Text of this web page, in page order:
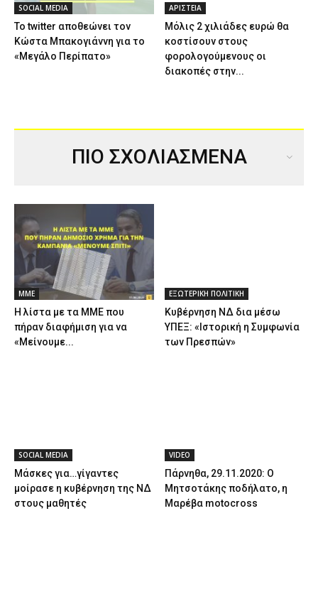
SOCIAL MEDIA
Το twitter αποθεώνει τον
Κώστα Μπακογιάννη για το
«Μεγάλο Περίπατο»
ΑΡΙΣΤΕΙΑ
Μόλις 2 χιλιάδες ευρώ θα
κοστίσουν στους
φορολογούμενους οι
διακοπές στην...
ΠΙΟ ΣΧΟΛΙΑΣΜΕΝΑ
ΜΜΕ
Η λίστα με τα ΜΜΕ που
πήραν διαφήμιση για να
«Μείνουμε...
ΕΞΩΤΕΡΙΚΗ ΠΟΛΙΤΙΚΗ
Κυβέρνηση ΝΔ δια μέσω
ΥΠΕΞ: «Ιστορική η Συμφωνία
των Πρεσπών»
SOCIAL MEDIA
Μάσκες για…γίγαντες
μοίρασε η κυβέρνηση της ΝΔ
στους μαθητές
VIDEO
Πάρνηθα, 29.11.2020: Ο
Μητσοτάκης ποδήλατο, η
Μαρέβα motocross